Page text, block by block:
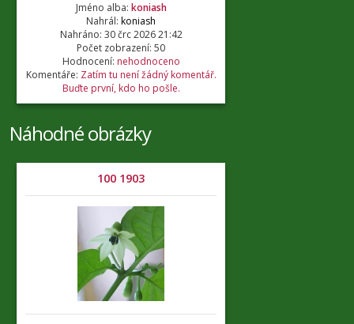
Jméno alba: koniash
Nahrál: koniash
Nahráno: 30 črc 2026 21:42
Počet zobrazení: 50
Hodnocení: nehodnoceno
Komentáře: Zatím tu není žádný komentář.
Buďte první, kdo ho pošle.
Náhodné obrázky
100 1903